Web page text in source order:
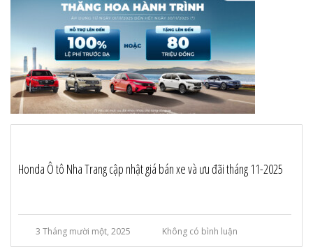
Honda Ô tô Nha Trang cập nhật giá bán xe và ưu đãi tháng 11-2025
3 Tháng mười một, 2025 Không có bình luận